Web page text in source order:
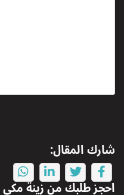
شارك المقال:
احجز طلبك منزينة مكي